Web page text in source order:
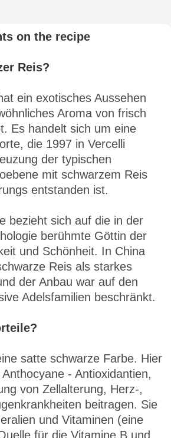
on the recipe
Reis?
ein exotisches Aussehen
Aroma von frisch
Es handelt sich um eine
die 1997 in Vercelli
der typischen
mit schwarzem Reis
entstanden ist.
bezieht sich auf die in der
berühmte Göttin der
und Schönheit. In China
Reis als starkes
der Anbau war auf den
Adelsfamilien beschränkt.
satte schwarze Farbe. Hier
- Antioxidantien,
von Zellalterung, Herz-,
beitragen. Sie
und Vitaminen (eine
für die Vitamine B und